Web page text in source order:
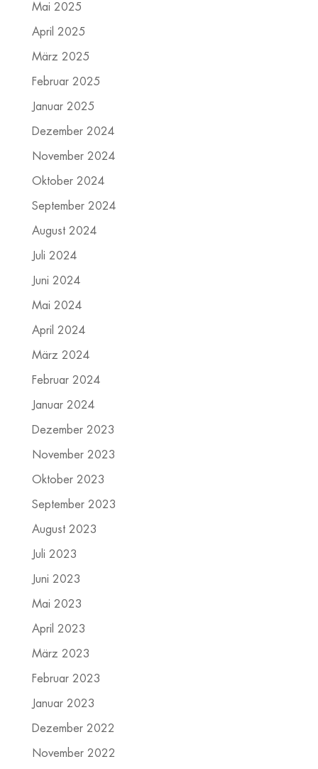
Mai 2025
April 2025
März 2025
Februar 2025
Januar 2025
Dezember 2024
November 2024
Oktober 2024
September 2024
August 2024
Juli 2024
Juni 2024
Mai 2024
April 2024
März 2024
Februar 2024
Januar 2024
Dezember 2023
November 2023
Oktober 2023
September 2023
August 2023
Juli 2023
Juni 2023
Mai 2023
April 2023
März 2023
Februar 2023
Januar 2023
Dezember 2022
November 2022